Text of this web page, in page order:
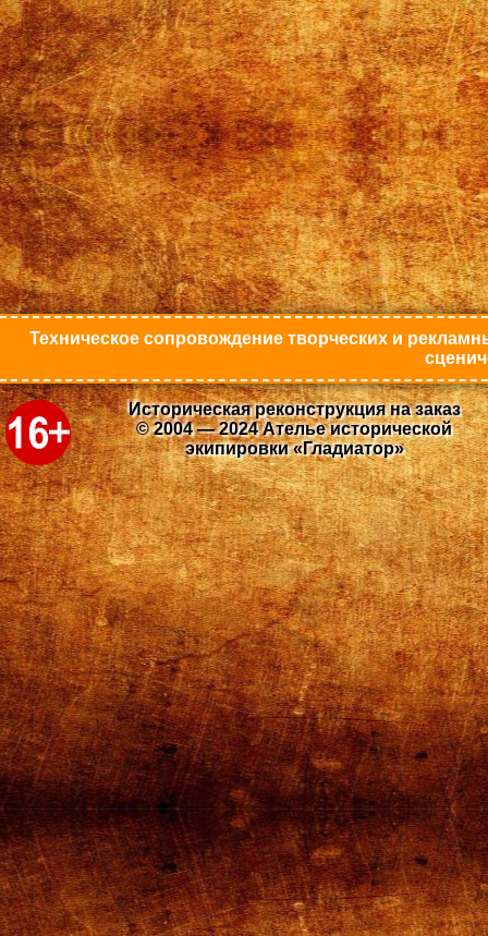
Техническое сопровождение творческих и
Историческая реконструкция на заказ
© 2004 — 2024 Ателье исторической
экипировки «Гладиатор»